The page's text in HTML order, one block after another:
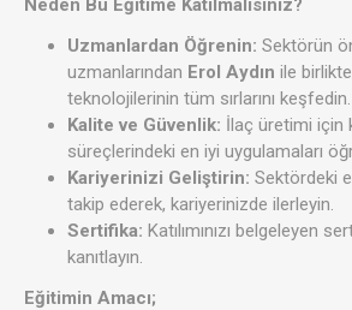
Neden Bu Eğitime Katılmalısınız?
Uzmanlardan Öğrenin: Sektörün
uzmanlarından Erol Aydın ile
teknolojilerinin tüm sırlarını keşfedin.
Kalite ve Güvenlik: İlaç üretimi için
süreçlerindeki en iyi uygulamaları
Kariyerinizi Geliştirin: Sektördeki
takip ederek, kariyerinizde ilerleyin.
Sertifika: Katılımınızı belgeleyen
kanıtlayın.
Eğitimin Amacı;